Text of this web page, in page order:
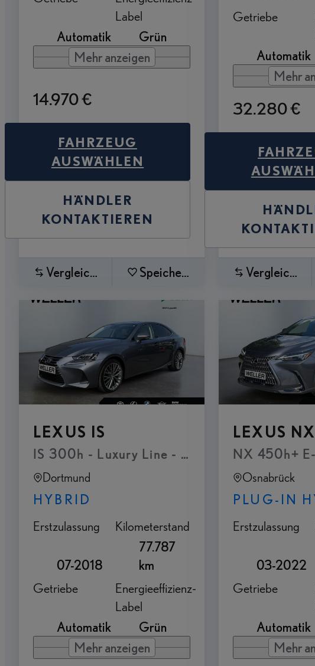
Automatik
Label
Grün
Mehr anzeigen
14.970 €
FAHRZEUG
AUSWÄHLEN
HÄNDLER
KONTAKTIEREN
Vergleichen Speichern
Getriebe
Automatik
Mehr
32.280 €
Vergleichen
LEXUS IS
IS 300h - Luxury Line - Glas-Schiebe-
Dortmund
HYBRID
Erstzulassung
07-2018
Kilometerstand
77.787
km
Getriebe
Automatik
Energieeffizienz-
Label
Grün
Mehr anzeigen
LEXUS NX
NX 450h+
Osnabrück
PLUG-IN
Erstzulassung
03-2022
Getriebe
Automatik
Mehr